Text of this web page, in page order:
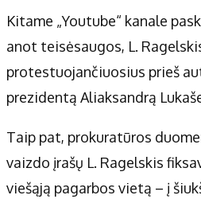
Kitame „Youtube“ kanale
anot teisėsaugos, L.
protestuojančiuosius prieš
prezidentą Aliaksandrą
Taip pat, prokuratūros
vaizdo įrašų L. Ragelskis
viešąją pagarbos vietą – į